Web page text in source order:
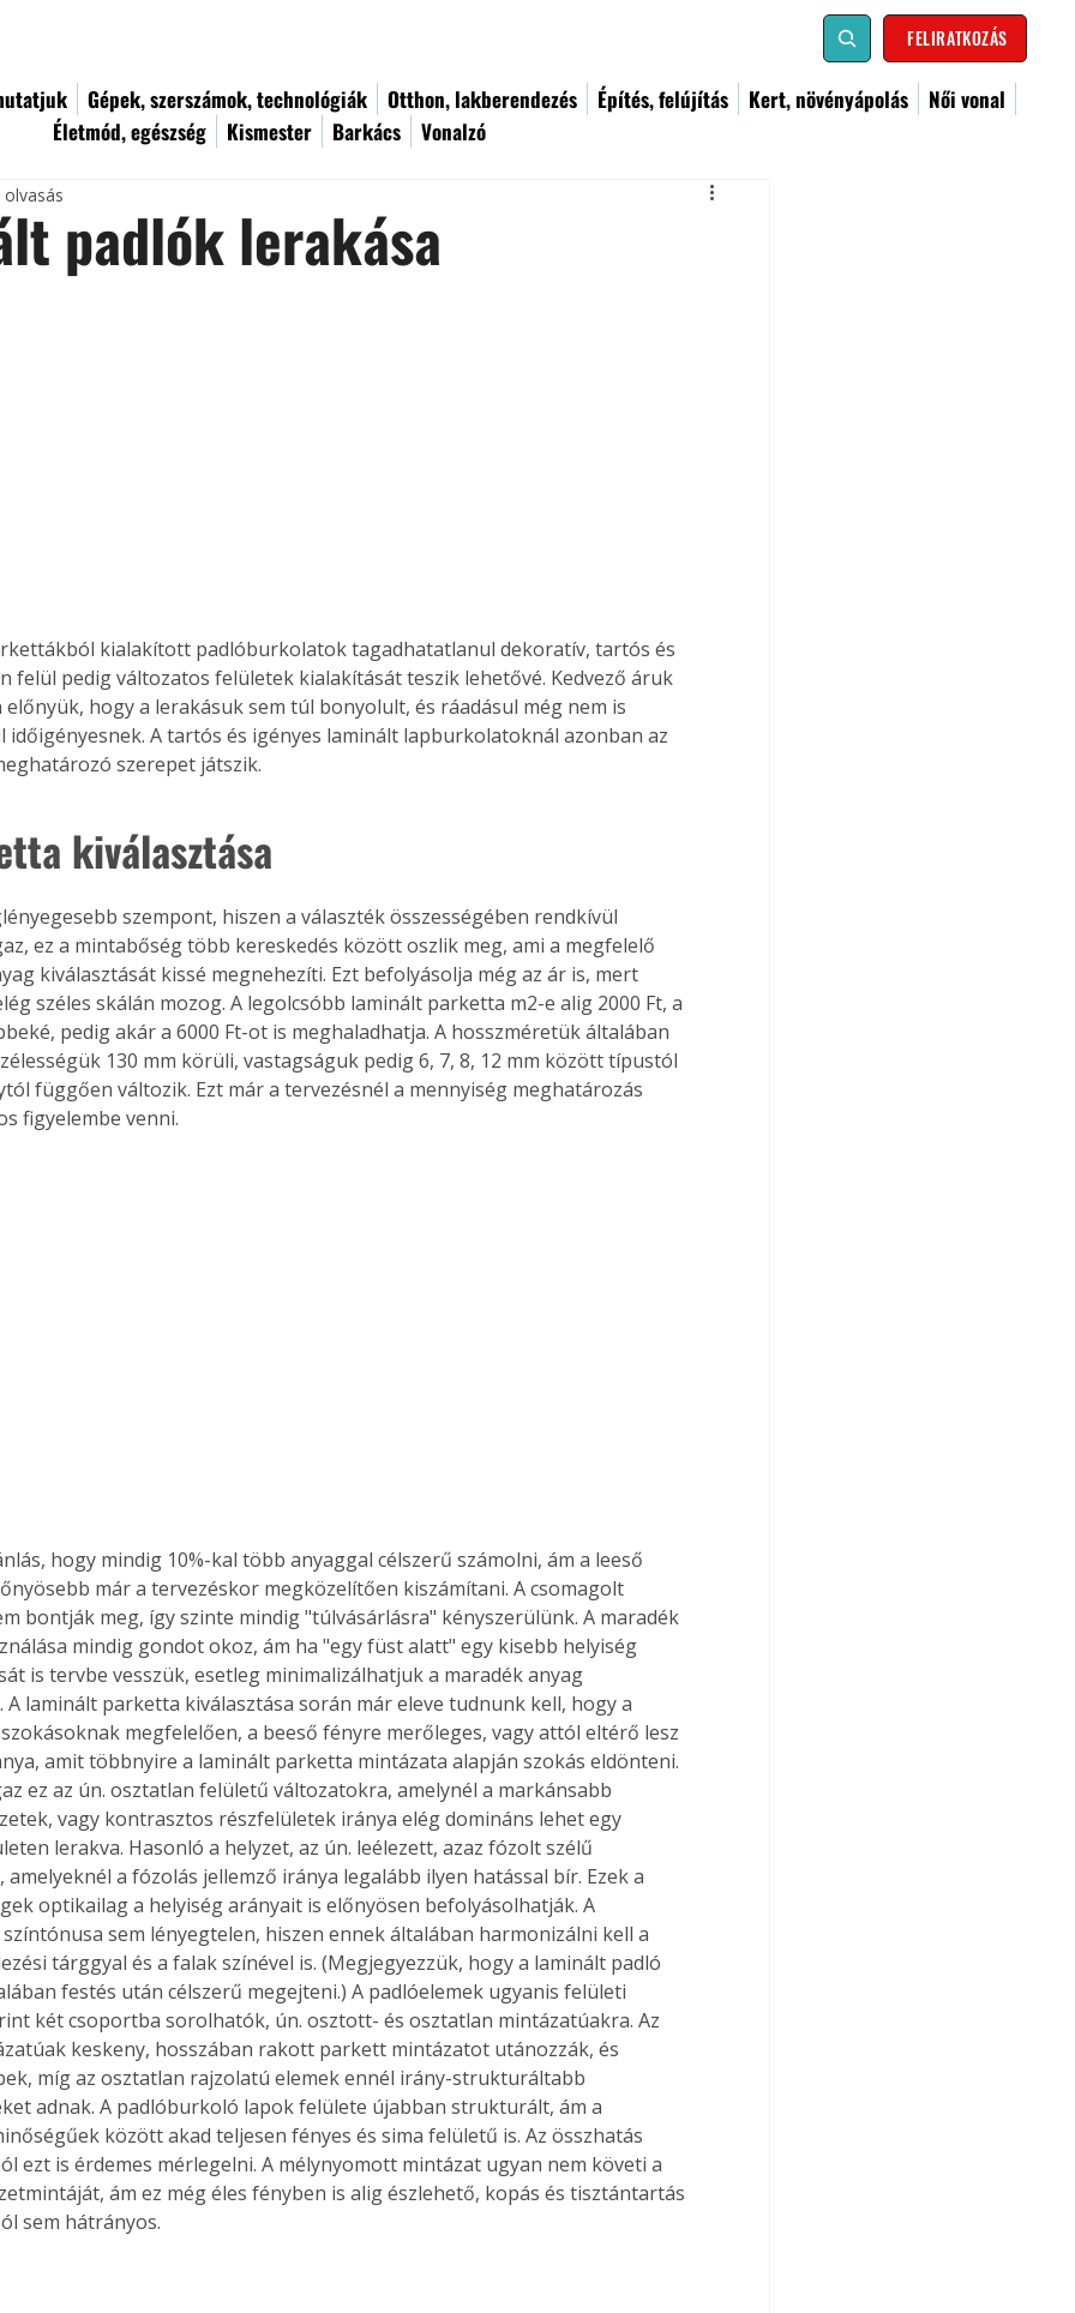
FELIRATKOZÁS
Gépek, szerszámok, technológiák Otthon, lakberendezés Építés, felújítás Kert, növényápolás
Női vonal
Életmód, egészség
Kismester Barkács Vonalzó
padlók lerakása
kialakított padlóburkolatok tagadhatatlanul dekoratív, tartós és
felül pedig változatos felületek kialakítását teszik lehetővé. Kedvező áruk
hogy a lerakásuk sem túl bonyolult, és ráadásul még nem is
időigényesnek. A tartós és igényes laminált lapburkolatoknál azonban az
szerepet játszik.
kiválasztása
szempont, hiszen a választék összességében rendkívül
ez a mintabőség több kereskedés között oszlik meg, ami a megfelelő
kiválasztását kissé megnehezíti. Ezt befolyásolja még az ár is, mert
széles skálán mozog. A legolcsóbb laminált parketta m2-e alig 2000 Ft, a
pedig akár a 6000 Ft-ot is meghaladhatja. A hosszméretük általában
130 mm körüli, vastagságuk pedig 6, 7, 8, 12 mm között típustól
függően változik. Ezt már a tervezésnél a mennyiség meghatározás
figyelembe venni.
már a tervezéskor megközelítően kiszámítani. A csomagolt
bontják meg, így szinte mindig "túlvásárlásra" kényszerülünk. A maradék
mindig gondot okoz, ám ha "egy füst alatt" egy kisebb helyiség
is tervbe vesszük, esetleg minimalizálhatjuk a maradék anyag
A laminált parketta kiválasztása során már eleve tudnunk kell, hogy a
megfelelően, a beeső fényre merőleges, vagy attól eltérő lesz
amit többnyire a laminált parketta mintázata alapján szokás eldönteni.
ez az ún. osztatlan felületű változatokra, amelynél a markánsabb
vagy kontrasztos részfelületek iránya elég domináns lehet egy
lerakva. Hasonló a helyzet, az ún. leélezett, azaz fózolt szélű
a fózolás jellemző iránya legalább ilyen hatással bír. Ezek a
optikailag a helyiség arányait is előnyösen befolyásolhatják. A
sem lényegtelen, hiszen ennek általában harmonizálni kell a
tárggyal és a falak színével is. (Megjegyezzük, hogy a laminált padló
festés után célszerű megejteni.) A padlóelemek ugyanis felületi
két csoportba sorolhatók, ún. osztott- és osztatlan mintázatúakra. Az
keskeny, hosszában rakott parkett mintázatot utánozzák, és
míg az osztatlan rajzolatú elemek ennél irány-strukturáltabb
adnak. A padlóburkoló lapok felülete újabban strukturált, ám a
között akad teljesen fényes és sima felületű is. Az összhatás
ezt is érdemes mérlegelni. A mélynyomott mintázat ugyan nem követi a
ám ez még éles fényben is alig észlehető, kopás és tisztántartás
sem hátrányos.